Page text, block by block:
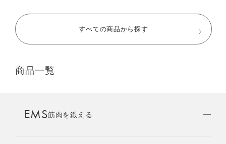
LIVE SHOPPING
AMBASSADOR
すべての商品から探す
商品一覧
EMS筋肉を鍛える